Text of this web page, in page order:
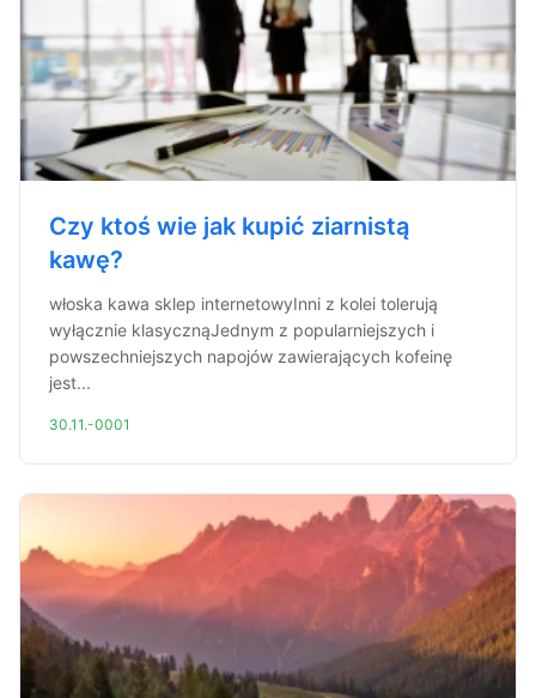
Czy ktoś wie jak kupić ziarnistą
kawę?
włoska kawa sklep internetowyInni z kolei tolerują
wyłącznie klasycznąJednym z popularniejszych i
powszechniejszych napojów zawierających kofeinę
jest...
30.11.-0001